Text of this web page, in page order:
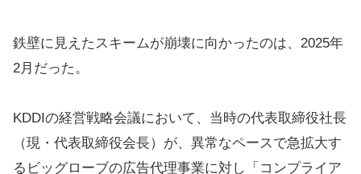
鉄壁に見えたスキームが崩壊に向かったのは、2025年
2月だった。
KDDIの経営戦略会議において、当時の代表取締役社長
（現・代表取締役会長）が、異常なペースで急拡大す
るビッグローブの広告代理事業に対し「コンプライア